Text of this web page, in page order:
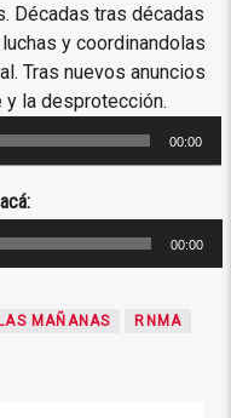
Décadas tras décadas
y coordinandolas
Tras nuevos anuncios
y la desprotección.
00:00
00:00
MAÑANAS RNMA